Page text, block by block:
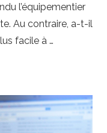
l’équipementier
Au contraire, a-t-il
facile à …